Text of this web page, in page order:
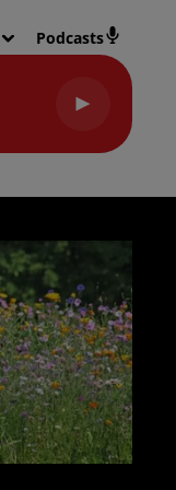
Podcasts